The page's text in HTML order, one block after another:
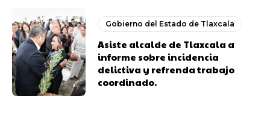
Gobierno del Estado de Tlaxcala
Asiste alcalde de Tlaxcala a
informe sobre incidencia
delictiva y refrenda trabajo
coordinado.